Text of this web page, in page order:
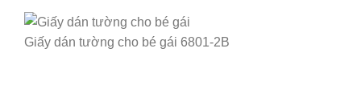
Giấy dán tường cho bé gái 6801-2B